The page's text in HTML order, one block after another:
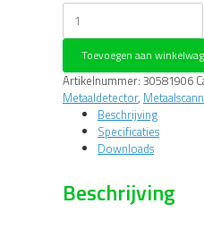
Zircon
StudSensor
L50
Diepscanning
balkzoeker
met
SpotLite
Pointer
aantal
Toevoegen aan
Artikelnummer: 30581906
Metaaldetector,
Beschrijving
Specificaties
Downloads
Beschrijving